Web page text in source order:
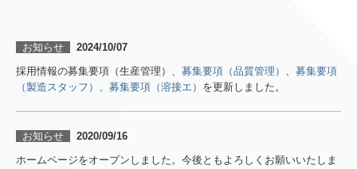
お知らせ
2024/10/07
採用情報の募集要項（生産管理）、 募集要項（品質管理） 、 募集要項
（製造スタッフ） 、 募集要項（溶接エ） を更新しました。
お知らせ
2020/09/16
ホームページをオープンしました。今後ともよろしくお願いいたしま